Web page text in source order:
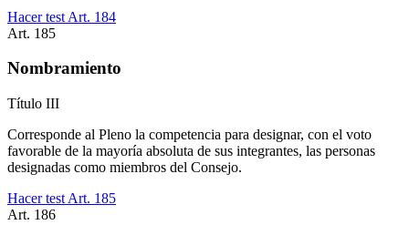
Hacer test Art. 184
Art. 185
Nombramiento
Título III
Corresponde al Pleno la competencia para designar, con el voto
favorable de la mayoría absoluta de sus integrantes, las personas
designadas como miembros del Consejo.
Hacer test Art. 185
Art. 186